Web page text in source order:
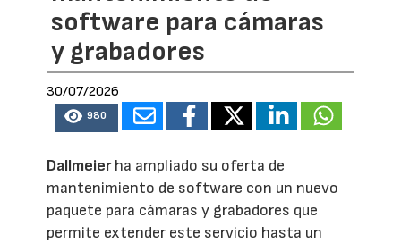
software para cámaras
y grabadores
30/07/2026
980
Dallmeierha ampliado su oferta de
mantenimiento de software con un nuevo
paquete para cámaras y grabadores que
permite extender este servicio hasta un